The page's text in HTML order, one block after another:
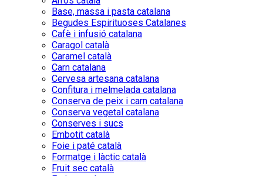
Base, massa i pasta catalana
Begudes Espirituoses Catalanes
Cafè i infusió catalana
Caragol català
Caramel català
Carn catalana
Cervesa artesana catalana
Confitura i melmelada catalana
Conserva de peix i carn catalana
Conserva vegetal catalana
Conserves i sucs
Embotit català
Foie i paté català
Formatge i làctic català
Fruit sec català